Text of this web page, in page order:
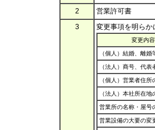
2
営業許可書
3
変更事項を明ら
変更内容
（個人）結婚、離婚
（法人）商号、代表
（個人）営業者住所
（法人）本社所在地
営業所の名称・屋号
営業設備の大要の